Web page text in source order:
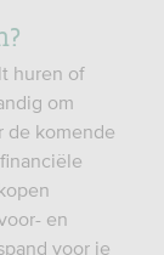
huren of
om
de komende
en
voor je